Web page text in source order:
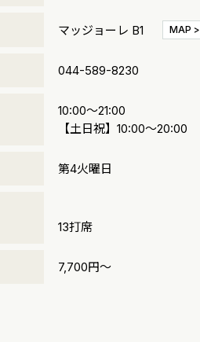
マッジョーレ B1 MAP >
044-589-8230
10:00～21:00
【土日祝】10:00～20:00
第4火曜日
13打席
7,700円～